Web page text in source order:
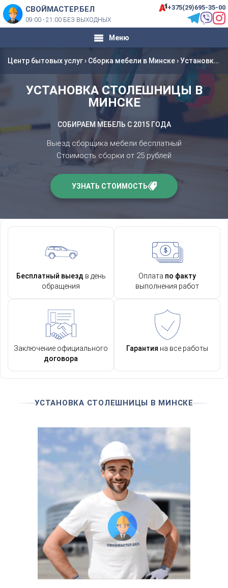
СВОЙМАСТЕР.БЕЛ
09:00 - 21:00 БЕЗ ВЫХОДНЫХ
+375(29)695-35-00
Меню
Центр бытовых услуг› Сборка мебели в Минске›Установка столешницы в Минске
УСТАНОВКА СТОЛЕШНИЦЫ В
МИНСКЕ
СОБИРАЕМ МЕБЕЛЬ С 2015 ГОДА
Выезд сборщика мебели бесплатный
Стоимость сборки от 25 рублей
УЗНАТЬ СТОИМОСТЬ
Бесплатный выезд в день
обращения
Оплата по факту
выполнения работ
Заключение официального
договора
Гарантия на все работы
УСТАНОВКА СТОЛЕШНИЦЫ В МИНСКЕ